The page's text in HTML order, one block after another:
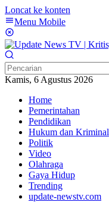
Loncat ke konten
Menu Mobile
Kamis, 6 Agustus 2026
Home
Pemerintahan
Pendidikan
Hukum dan Kriminal
Politik
Video
Olahraga
Gaya Hidup
Trending
update-newstv.com